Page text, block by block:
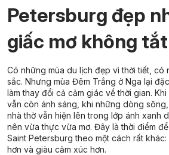
Petersburg đẹp
giấc mơ không tắt
Có những mùa du lịch đẹp vì thời tiết, có
sắc. Nhưng mùa Đêm Trắng ở Nga lại
làm thay đổi cả cảm giác về thời gian.
vẫn còn ánh sáng, khi những dòng
nhà thờ vẫn hiện lên trong lớp ánh xanh
nên vừa thực vừa mơ. Đây là thời điểm
Saint Petersburg theo một cách rất khác:
hơn và giàu cảm xúc hơn.